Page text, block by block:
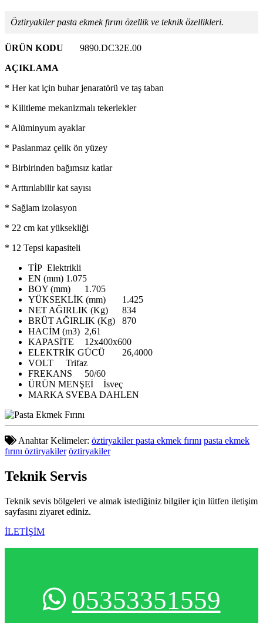
Öztiryakiler pasta ekmek fırını özellik ve teknik özellikleri.
ÜRÜN KODU
9890.DC32E.00
AÇIKLAMA
* Her kat için buhar jenaratörü ve taş taban
* Kilitleme mekanizmalı tekerlekler
* Alüminyum ayaklar
* Paslanmaz çelik ön yüzey
* Birbirinden bağımsız katlar
* Arttırılabilir kat sayısı
* Sağlam izolasyon
* 22 cm kat yüksekliği
* 12 Tepsi kapasiteli
TİP Elektrikli
EN (mm) 1.075
BOY (mm)
1.705
YÜKSEKLİK (mm)
1.425
NET AĞIRLIK (Kg)
834
BRÜT AĞIRLIK (Kg)
870
HACİM (m3) 2,61
KAPASİTE
12x400x600
ELEKTRİK GÜCÜ
26,4000
VOLT
Trifaz
FREKANS
50/60
ÜRÜN MENŞEİ
İsveç
MARKA SVEBA DAHLEN
Anahtar Kelimeler: öztiryakiler pasta ekmek fırını pasta ekmek
fırını öztiryakiler öztiryakiler
Teknik Servis
Teknik sevis bölgeleri ve almak istediğiniz bilgiler için lütfen iletişim
sayfasını ziyaret ediniz.
İLETİŞİM
05353351559